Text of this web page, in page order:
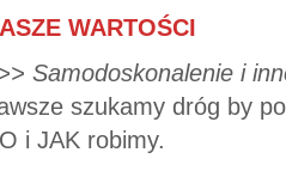
WARTOŚCI
Samodoskonalenie i
szukamy dróg by
i JAK robimy.